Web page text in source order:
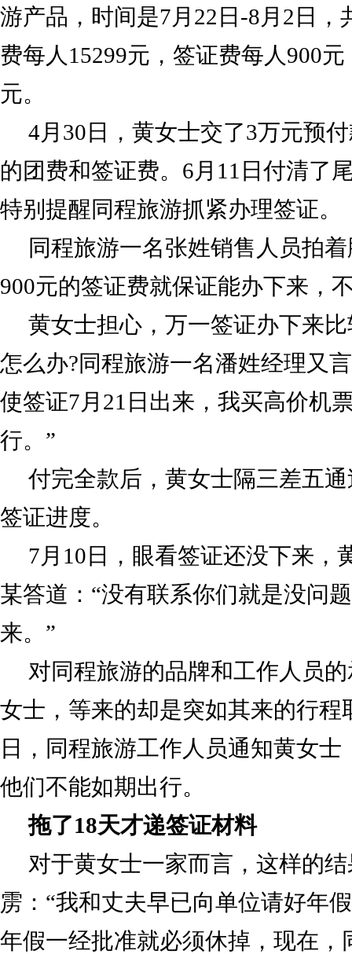
游产品，时间是7月22日-8月2日，
费每人15299元，签证费每人900
元。
4月30日，黄女士交了3万元预
的团费和签证费。6月11日付清了
特别提醒同程旅游抓紧办理签证。
同程旅游一名张姓销售人员拍
900元的签证费就保证能办下来，
黄女士担心，万一签证办下来
怎么办?同程旅游一名潘姓经理又
使签证7月21日出来，我买高价机
行。”
付完全款后，黄女士隔三差五
签证进度。
7月10日，眼看签证还没下来，
某答道：“没有联系你们就是没问
来。”
对同程旅游的品牌和工作人员
女士，等来的却是突如其来的行程
日，同程旅游工作人员通知黄女
他们不能如期出行。
拖了18天才递签证材料
对于黄女士一家而言，这样的
雳：“我和丈夫早已向单位请好年
年假一经批准就必须休掉，现在，